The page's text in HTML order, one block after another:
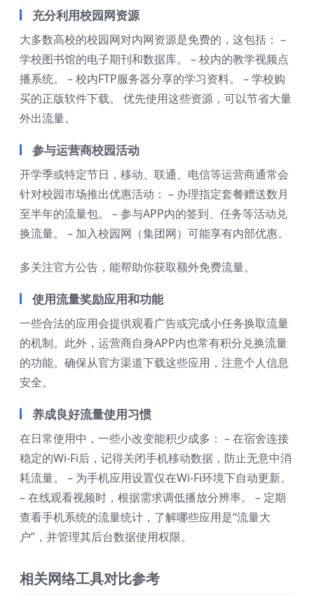
充分利用校园网资源
大多数高校的校园网对内网资源是免费的，这包括： –
学校图书馆的电子期刊和数据库。 – 校内的教学视频点
播系统。 – 校内FTP服务器分享的学习资料。 – 学校购
买的正版软件下载。 优先使用这些资源，可以节省大量
外出流量。
参与运营商校园活动
开学季或特定节日，移动、联通、电信等运营商通常会
针对校园市场推出优惠活动： – 办理指定套餐赠送数月
至半年的流量包。 – 参与APP内的签到、任务等活动兑
换流量。 – 加入校园网（集团网）可能享有内部优惠。
多关注官方公告，能帮助你获取额外免费流量。
使用流量奖励应用和功能
一些合法的应用会提供观看广告或完成小任务换取流量
的机制。此外，运营商自身APP内也常有积分兑换流量
的功能。确保从官方渠道下载这些应用，注意个人信息
安全。
养成良好流量使用习惯
在日常使用中，一些小改变能积少成多： – 在宿舍连接
稳定的Wi-Fi后，记得关闭手机移动数据，防止无意中消
耗流量。 – 为手机应用设置仅在Wi-Fi环境下自动更新。
– 在线观看视频时，根据需求调低播放分辨率。 – 定期
查看手机系统的流量统计，了解哪些应用是“流量大
户”，并管理其后台数据使用权限。
相关网络工具对比参考